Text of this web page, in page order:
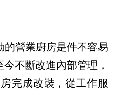
的營業廚房是件不容易
不斷改進內部管理，
完成改裝，從工作服